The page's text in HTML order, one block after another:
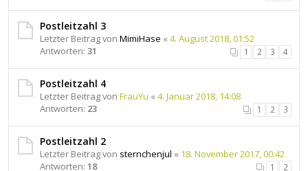
Postleitzahl 3
Letzter Beitrag von MimiHase « 4. August 2018, 01:52
Antworten: 31 1 2 3 4
Postleitzahl 4
Letzter Beitrag von FrauYu « 4. Januar 2018, 14:08
Antworten: 23 1 2 3
Postleitzahl 2
Letzter Beitrag von sternchenjul « 18. November 2017, 00:42
Antworten: 18 1 2